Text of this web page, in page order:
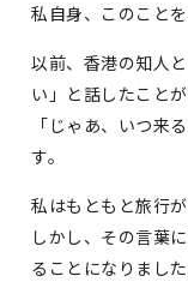
私自身、このこと
以前、香港の知人
い」と話したこと
「じゃあ、いつ来
す。
私はもともと旅行
しかし、その言葉
ることになりました